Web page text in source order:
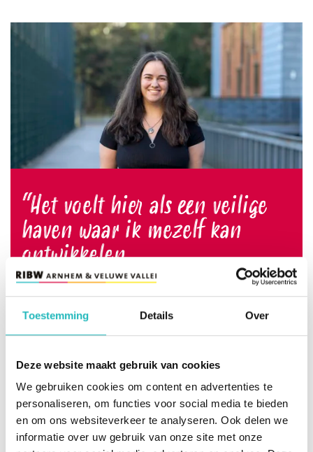
Toestemming Details Over
Deze website maakt gebruik van cookies
We gebruiken cookies om content en advertenties te
personaliseren, om functies voor social media te bieden
en om ons websiteverkeer te analyseren. Ook delen we
informatie over uw gebruik van onze site met onze
Het voelt hier als een veilige
haven waar ik mezelf kan
ontwikkelen
Anderhalf jaar geleden begon Elian als
medewerker begeleiding in het Flexteam. In
2024 stapte ze over naar een vast team in
Ede, waar ze haar studie psychologie
Hier krijgt ze de ruimte om verder te
groeien in een vertrouwde omgeving.
Lees het verhaal